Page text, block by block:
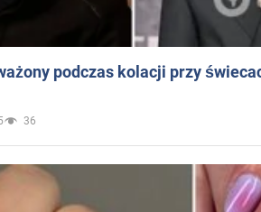
podczas kolacji przy
36